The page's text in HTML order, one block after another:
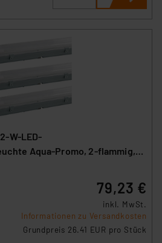
W-LED-
Aqua-Promo, 2-flammig,
79,23 €
inkl. MwSt.
Informationen zu Versandkosten
Grundpreis 26.41 EUR pro Stück